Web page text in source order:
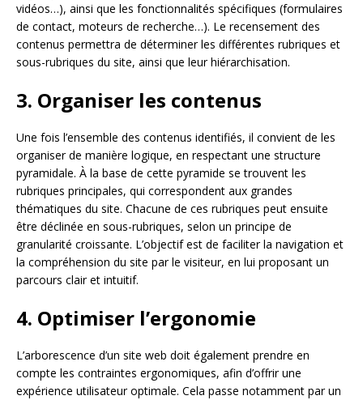
vidéos…), ainsi que les fonctionnalités spécifiques (formulaires
de contact, moteurs de recherche…). Le recensement des
contenus permettra de déterminer les différentes rubriques et
sous-rubriques du site, ainsi que leur hiérarchisation.
3. Organiser les contenus
Une fois l’ensemble des contenus identifiés, il convient de les
organiser de manière logique, en respectant une structure
pyramidale. À la base de cette pyramide se trouvent les
rubriques principales, qui correspondent aux grandes
thématiques du site. Chacune de ces rubriques peut ensuite
être déclinée en sous-rubriques, selon un principe de
granularité croissante. L’objectif est de faciliter la navigation et
la compréhension du site par le visiteur, en lui proposant un
parcours clair et intuitif.
4. Optimiser l’ergonomie
L’arborescence d’un site web doit également prendre en
compte les contraintes ergonomiques, afin d’offrir une
expérience utilisateur optimale. Cela passe notamment par un